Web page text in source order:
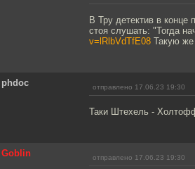
В Тру детектив в конце
стоя слушать: "Тогда
v=lRlbVdTfE08 Такую
phdoc отправлено 17.06.23 19:30
Таки Штехель -
Goblin отправлено 17.06.23 19:30